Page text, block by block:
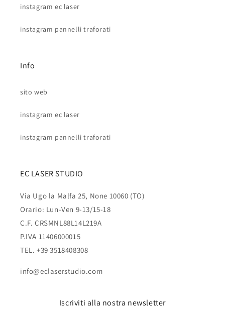
instagram ec laser
instagram pannelli traforati
Info
sito web
instagram ec laser
instagram pannelli traforati
EC LASER STUDIO
Via Ugo la Malfa 25, None 10060 (TO)
Orario: Lun-Ven 9-13/15-18
C.F. CRSMNL88L14L219A
P.IVA 11406000015
TEL. +39 3518408308
info@eclaserstudio.com
Iscriviti alla nostra newsletter